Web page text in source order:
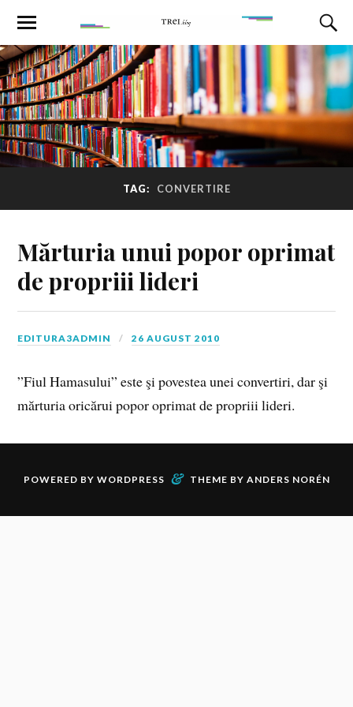
TAG: CONVERTIRE
Mărturia unui popor oprimat
de propriii lideri
EDITURA3ADMIN 26 AUGUST 2010
”Fiul Hamasului” este şi povestea unei convertiri, dar şi
mărturia oricărui popor oprimat de propriii lideri.
POWERED BY WORDPRESS & THEME BY ANDERS NORÉN